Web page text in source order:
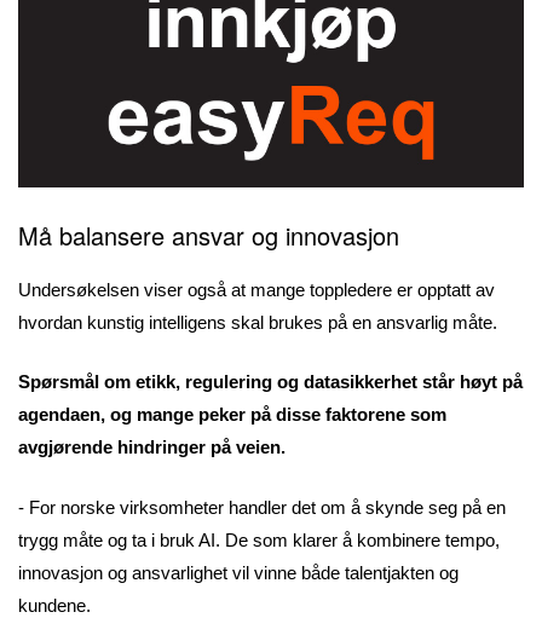
Må balansere ansvar og innovasjon
Undersøkelsen viser også at mange toppledere er opptatt av
hvordan kunstig intelligens skal brukes på en ansvarlig måte.
Spørsmål om etikk, regulering og datasikkerhet står høyt på
agendaen, og mange peker på disse faktorene som
avgjørende hindringer på veien.
- For norske virksomheter handler det om å skynde seg på en
trygg måte og ta i bruk AI. De som klarer å kombinere tempo,
innovasjon og ansvarlighet vil vinne både talentjakten og
kundene.